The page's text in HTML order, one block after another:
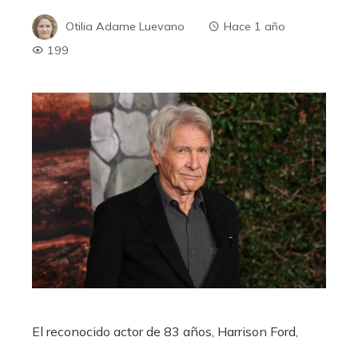
Otilia Adame Luevano
Hace 1 año
199
El reconocido actor de 83 años, Harrison Ford,